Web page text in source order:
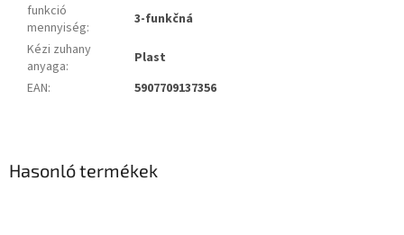
funkció
mennyiség:
3-funkčná
Kézi zuhany
anyaga:
Plast
EAN: 5907709137356
Hasonló termékek